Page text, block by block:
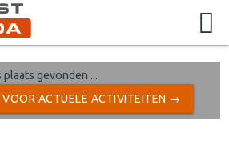
gevonden ...
VOOR ACTUELE ACTIVITEITEN →